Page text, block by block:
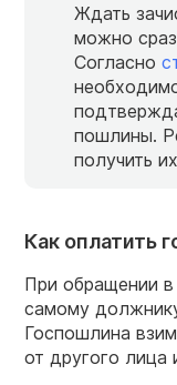
Ждать
можно
Согласно
пошлины.
получить
Как оплатить
При обращении
самому
Госпошлина
от другого лица